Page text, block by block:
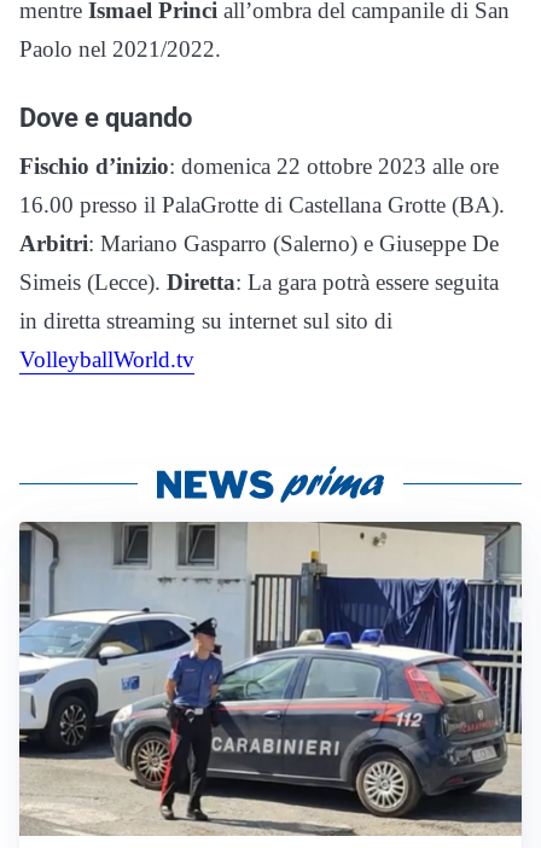
mentre Ismael Princi all’ombra del campanile di San
Paolo nel 2021/2022.
Dove e quando
Fischio d’inizio: domenica 22 ottobre 2023 alle ore
16.00 presso il PalaGrotte di Castellana Grotte (BA).
Arbitri: Mariano Gasparro (Salerno) e Giuseppe De
Simeis (Lecce). Diretta: La gara potrà essere seguita
in diretta streaming su internet sul sito di
VolleyballWorld.tv